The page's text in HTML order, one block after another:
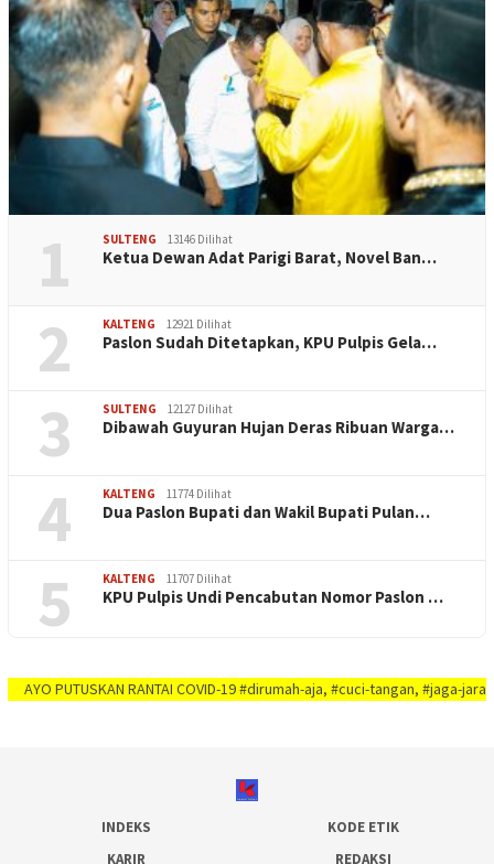
1 SULTENG 13146 Dilihat
Ketua Dewan Adat Parigi Barat, Novel Ban…
2 KALTENG 12921 Dilihat
Paslon Sudah Ditetapkan, KPU Pulpis Gela…
3 SULTENG 12127 Dilihat
Dibawah Guyuran Hujan Deras Ribuan Warga…
4 KALTENG 11774 Dilihat
Dua Paslon Bupati dan Wakil Bupati Pulan…
5 KALTENG 11707 Dilihat
KPU Pulpis Undi Pencabutan Nomor Paslon …
PUTUSKAN RANTAI COVID-19 #dirumah-aja, #cuci-tangan, #jaga-jarak,
INDEKS
KODE ETIK
KARIR
REDAKSI